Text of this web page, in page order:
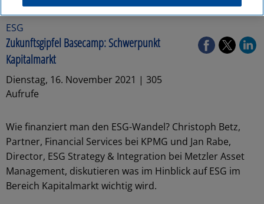
ESG
Zukunftsgipfel Basecamp: Schwerpunkt
Kapitalmarkt
Dienstag, 16. November 2021 | 305
Aufrufe
Wie finanziert man den ESG-Wandel? Christoph Betz,
Partner, Financial Services bei KPMG und Jan Rabe,
Director, ESG Strategy & Integration bei Metzler Asset
Management, diskutieren was im Hinblick auf ESG im
Bereich Kapitalmarkt wichtig wird.